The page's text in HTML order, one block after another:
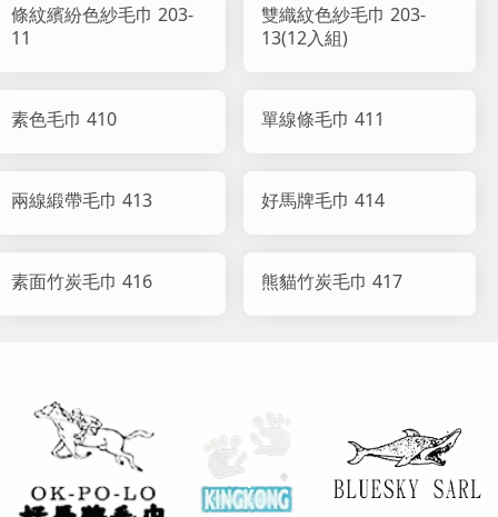
條紋繽紛色紗毛巾 203-
11
雙織紋色紗毛巾 203-
13(12入組)
素色毛巾 410 單線條毛巾 411
兩線緞帶毛巾 413 好馬牌毛巾 414
素面竹炭毛巾 416 熊貓竹炭毛巾 417